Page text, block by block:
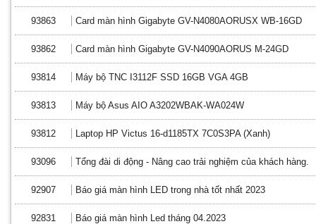
93863 Card màn hình Gigabyte GV-N4080AORUSX WB-16GD
93862 Card màn hình Gigabyte GV-N4090AORUS M-24GD
93814 Máy bộ TNC I3112F SSD 16GB VGA 4GB
93813 Máy bộ Asus AIO A3202WBAK-WA024W
93812 Laptop HP Victus 16-d1185TX 7C0S3PA (Xanh)
93096 Tổng đài di động - Nâng cao trải nghiệm của khách hàng.
92907 Báo giá màn hình LED trong nhà tốt nhất 2023
92831 Báo giá màn hình Led tháng 04.2023